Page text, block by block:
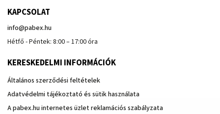
KAPCSOLAT
info@pabex.hu
Hétfő - Péntek: 8:00 – 17:00 óra
KERESKEDELMI INFORMÁCIÓK
Általános szerződési feltételek
Adatvédelmi tájékoztató és sütik használata
A pabex.hu internetes üzlet reklamációs szabályzata